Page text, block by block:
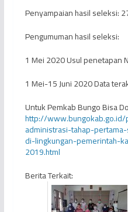
Penyampaian hasil seleksi:
Pengumuman hasil seleksi:
1 Mei 2020 Usul penetapan
1 Mei-15 Juni 2020 Data
Untuk Pemkab Bungo Bisa
http://
administrasi-tahap-
di-lingkungan-pemerintah-
2019.html
Berita Terkait: